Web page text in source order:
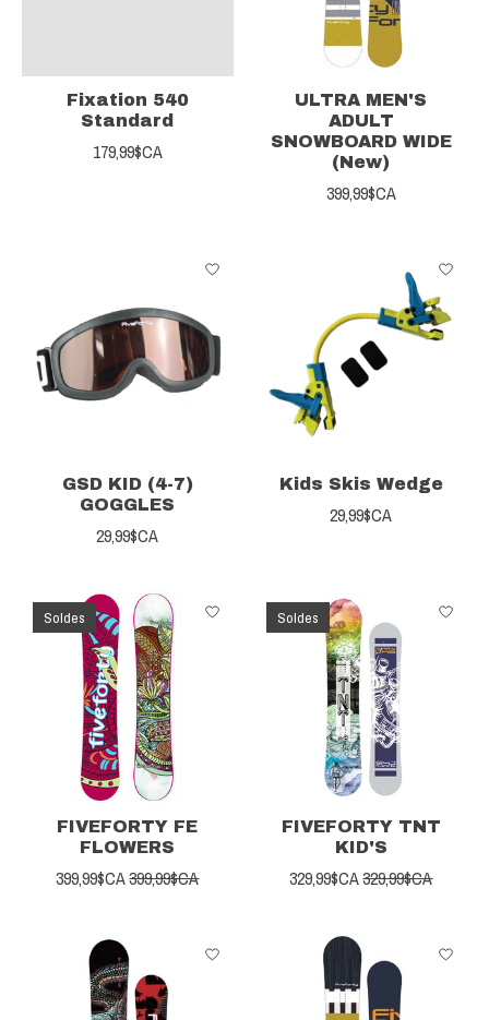
Fixation 540
Standard
179,99$CA
ULTRA MEN'S
ADULT
SNOWBOARD WIDE
(New)
399,99$CA
GSD KID (4-7)
GOGGLES
29,99$CA
Kids Skis Wedge
29,99$CA
Soldes
FIVEFORTY FE
FLOWERS
399,99$CA399,99$CA
Soldes
FIVEFORTY TNT
KID'S
329,99$CA329,99$CA